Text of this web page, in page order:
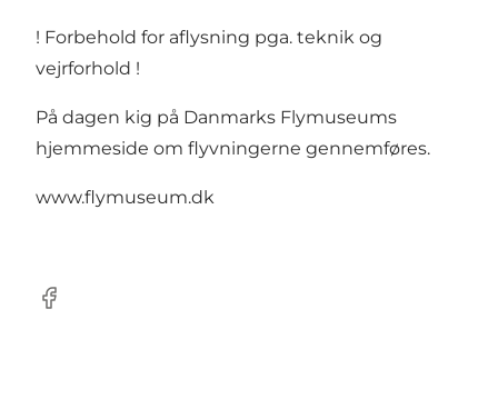
! Forbehold for aflysning pga. teknik og
vejrforhold !
På dagen kig på Danmarks Flymuseums
hjemmeside om flyvningerne gennemføres.
www.flymuseum.dk
Facebook